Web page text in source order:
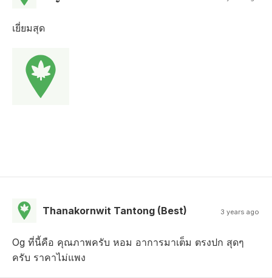
เยี่ยมสุด
Thanakornwit Tantong (Best) 3 years ago
Og ที่นี้คือ คุณภาพครับ หอม อาการมาเต็ม ตรงปก สุดๆ
ครับ ราคาไม่แพง